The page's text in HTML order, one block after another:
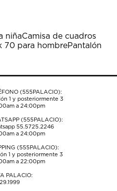
niñaCamisa de cuadros
70 para hombrePantalón
(555PALACIO):
1 y posteriormente 3
a 24:00pm
(555PALACIO):
55.5725.2246
a 24:00pm
(555PALACIO):
1 y posteriormente 3
a 22:00pm
PALACIO: